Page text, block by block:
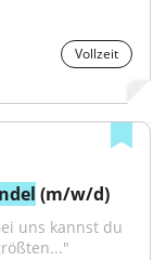
Vollzeit
(m/w/d)
uns kannst du